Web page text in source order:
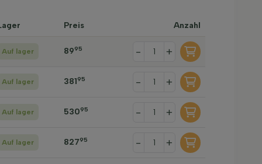
Preis Anzahl
Auf lager 8995 - +
Auf lager 38195 - +
Auf lager 53095 - +
Auf lager 82795 - +